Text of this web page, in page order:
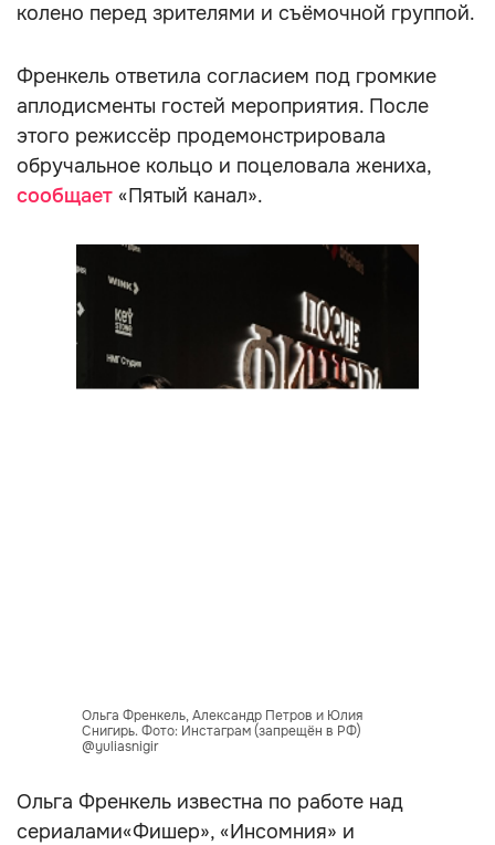
колено перед зрителями и съёмочной группой.
Френкель ответила согласием под громкие
аплодисменты гостей мероприятия. После
этого режиссёр продемонстрировала
обручальное кольцо и поцеловала жениха,
сообщает «Пятый канал».
Ольга Френкель, Александр Петров и Юлия
Снигирь. Фото: Инстаграм (запрещён в РФ)
@yuliasnigir
Ольга Френкель известна по работе над
сериалами«Фишер», «Инсомния» и